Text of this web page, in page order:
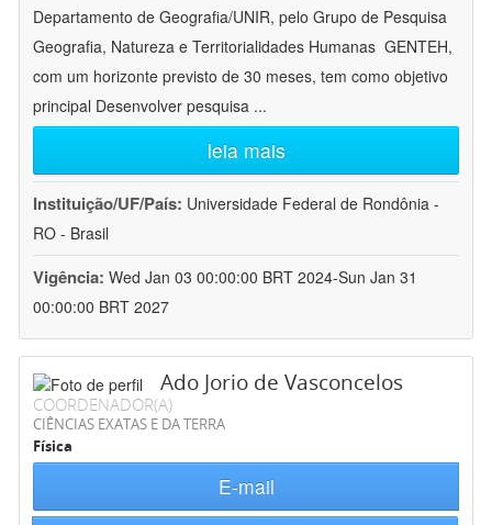
Departamento de Geografia/UNIR, pelo Grupo de Pesquisa
Geografia, Natureza e Territorialidades Humanas  GENTEH,
com um horizonte previsto de 30 meses, tem como objetivo
principal Desenvolver pesquisa ...
leia mais
Instituição/UF/País: Universidade Federal de Rondônia -
RO - Brasil
Vigência: Wed Jan 03 00:00:00 BRT 2024-Sun Jan 31
00:00:00 BRT 2027
Ado Jorio de Vasconcelos
COORDENADOR(A)
CIÊNCIAS EXATAS E DA TERRA
Física
E-mail